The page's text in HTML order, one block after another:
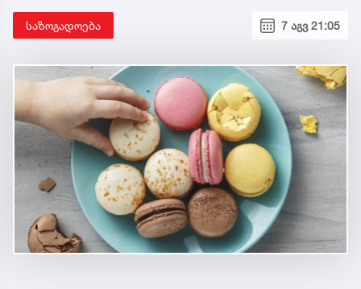
საზოგადოება 7 აგვ 21:05